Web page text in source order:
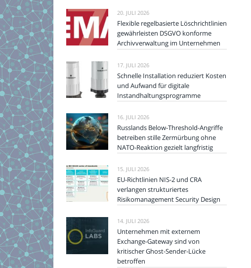
20. JULI 2026
Flexible regelbasierte Löschrichtlinien
gewährleisten DSGVO konforme
Archivverwaltung im Unternehmen
17. JULI 2026
Schnelle Installation reduziert Kosten
und Aufwand für digitale
Instandhaltungsprogramme
16. JULI 2026
Russlands Below-Threshold-Angriffe
betreiben stille Zermürbung ohne
NATO-Reaktion gezielt langfristig
15. JULI 2026
EU-Richtlinien NIS-2 und CRA
verlangen strukturiertes
Risikomanagement Security Design
14. JULI 2026
Unternehmen mit externem
Exchange-Gateway sind von
kritischer Ghost-Sender-Lücke
betroffen